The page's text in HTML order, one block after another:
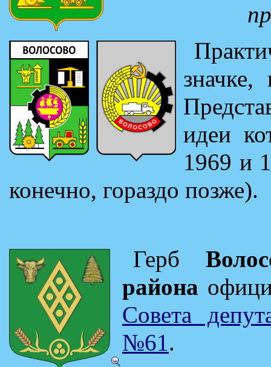
идеи
1969 и
конечно, гораздо позже).
Герб
района
Совета
№61.